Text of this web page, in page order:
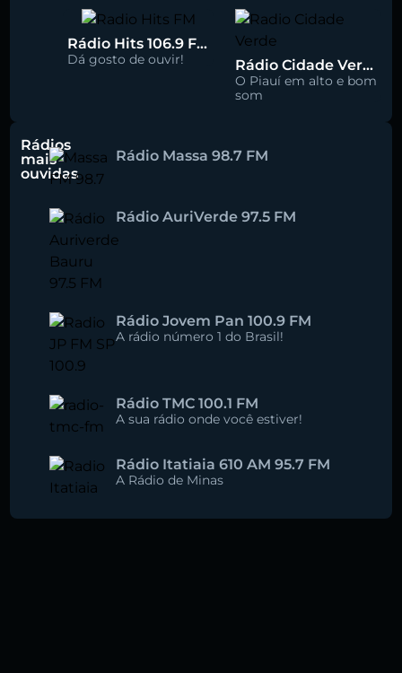
Rádio Hits 106.9 FM
Dá gosto de ouvir! Rádio Cidade Verde 93.5 FM
O Piauí em alto e bom
som
Rádios
mais
ouvidas
Rádio Massa 98.7 FM
Rádio AuriVerde 97.5 FM
Rádio Jovem Pan 100.9 FM
A rádio número 1 do Brasil!
Rádio TMC 100.1 FM
A sua rádio onde você estiver!
Rádio Itatiaia 610 AM 95.7 FM
A Rádio de Minas